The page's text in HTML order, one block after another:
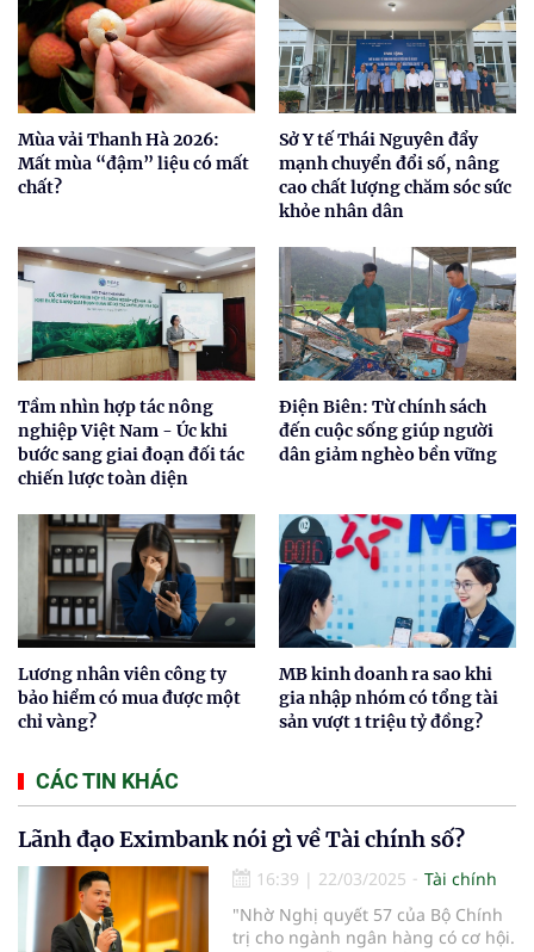
Mùa vải Thanh Hà 2026:
Mất mùa “đậm” liệu có mất
chất?
Sở Y tế Thái Nguyên đẩy
mạnh chuyển đổi số, nâng
cao chất lượng chăm sóc sức
khỏe nhân dân
Tầm nhìn hợp tác nông
nghiệp Việt Nam - Úc khi
bước sang giai đoạn đối tác
chiến lược toàn diện
Điện Biên: Từ chính sách
đến cuộc sống giúp người
dân giảm nghèo bền vững
Lương nhân viên công ty
bảo hiểm có mua được một
chỉ vàng?
MB kinh doanh ra sao khi
gia nhập nhóm có tổng tài
sản vượt 1 triệu tỷ đồng?
CÁC TIN KHÁC
Lãnh đạo Eximbank nói gì về Tài chính số?
16:39 | 22/03/2025
Tài chính
"Nhờ Nghị quyết 57 của Bộ Chính
trị cho ngành ngân hàng có cơ hội.